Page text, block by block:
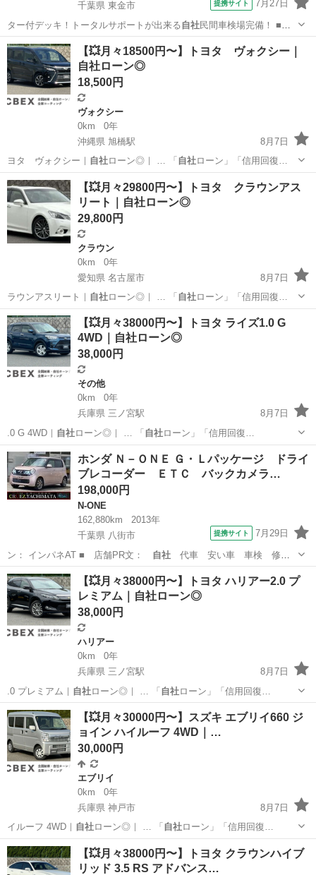
千葉県 東金市 提携サイト 7月27日
ター付デッキ！トータルサポートが出来る自社民間車検場完備！ ■
修復歴有無： な…
千葉 東金市 ライフ
【💥月々18500円〜】トヨタ ヴォクシー｜
自社ローン◎
18,500円
ヴォクシー
0km
0年
沖縄県 旭橋駅
8月7日
ヨタ ヴォクシー｜ 自社 ローン◎｜ … 「 自社ローン」「信用回復…
沖縄 那覇市 旭橋駅 ヴォクシー ローン
【💥月々29800円〜】トヨタ クラウンアス
リート｜自社ローン◎
29,800円
クラウン
0km
0年
愛知県 名古屋市
8月7日
ラウンアスリート｜ 自社 ローン◎｜ … 「 自社ローン」「信用回復…
愛知 名古屋市 クラウン クラウンアスリート
【💥月々38000円〜】トヨタ ライズ1.0 G
4WD｜自社ローン◎
38,000円
その他
0km
0年
兵庫県 三ノ宮駅
8月7日
.0 G 4WD｜ 自社 ローン◎｜ … 「 自社ローン」「信用回復…
兵庫 神戸市 三ノ宮駅
ホンダ Ｎ－ＯＮＥ Ｇ・Ｌパッケージ ドライ
ブレコーダー ＥＴＣ バックカメラ…
198,000円
N-ONE
162,880km
2013年
千葉県 八街市
提携サイト 7月29日
ン： インパネAT ■ 店舗PR文： 自社代車 安い車 車検 修
理 保険 クレ…
千葉 八街市 N-ONE
【💥月々38000円〜】トヨタ ハリアー2.0 プ
レミアム｜自社ローン◎
38,000円
ハリアー
0km
0年
兵庫県 三ノ宮駅
8月7日
.0 プレミアム｜ 自社 ローン◎｜ … 「自社ローン」「信用回復…
兵庫 神戸市 三ノ宮駅 ハリアー ローン
【💥月々30000円〜】スズキ エブリイ660 ジ
ョイン ハイルーフ 4WD｜…
30,000円
エブリイ
0km
0年
兵庫県 神戸市
8月7日
イルーフ 4WD｜ 自社 ローン◎｜ … 「 自社ローン」「信用回復…
兵庫 神戸市 エブリイ
【💥月々38000円〜】トヨタ クラウンハイブ
リッド 3.5 RS アドバンス…